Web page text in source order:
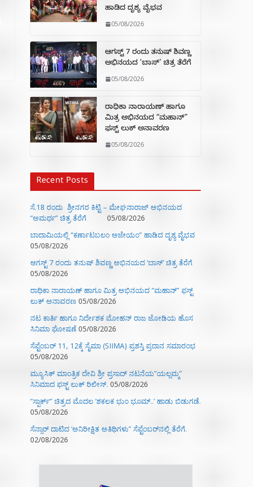
ಹಾಡಿದ ದೃಶ್ಯ ವೈಭವ
05/08/2026
ಆಗಸ್ಟ್ 7 ರಂದು ತನುಷ್ ಶಿವಣ್ಣ
ಅಭಿನಯದ ‘ಬಾಸ್’ ಚಿತ್ರ ತೆರೆಗೆ
05/08/2026
ರಾಧಿಕಾ ನಾರಾಯಣ್ ಹಾಗೂ
ಮಿತ್ರ ಅಭಿನಯದ “ಮಹಾನ್”
ಫಸ್ಟ್ ಲುಕ್ ಅನಾವರಣ
05/08/2026
Recent Posts
ಸೆ.18 ರಂದು ಶ್ರೀನಗರ ಕಿಟ್ಟಿ – ಮೇಘನಾರಾಜ್ ಅಭಿನಯದ
“ಅಮರ್ಥ” ಚಿತ್ರ ತೆರೆಗೆ
05/08/2026
ಬಾದಾಮಿಯಲ್ಲಿ “ಕರ್ಣಾಟಬಲಂ ಅಜೇಯಂ” ಹಾಡಿದ ದೃಶ್ಯ ವೈಭವ
05/08/2026
ಆಗಸ್ಟ್ 7 ರಂದು ತನುಷ್ ಶಿವಣ್ಣ ಅಭಿನಯದ ‘ಬಾಸ್’ ಚಿತ್ರ ತೆರೆಗೆ
05/08/2026
ರಾಧಿಕಾ ನಾರಾಯಣ್ ಹಾಗೂ ಮಿತ್ರ ಅಭಿನಯದ “ಮಹಾನ್” ಫಸ್ಟ್
ಲುಕ್ ಅನಾವರಣ 05/08/2026
ನಟ ಕಾರ್ತಿ ಹಾಗೂ ನಿರ್ದೇಶಕ ಮೋಹನ್ ರಾಜ ಜೋಡಿಯ ಹೊಸ
ಸಿನಿಮಾ ಘೋಷಣೆ 05/08/2026
ಸೆಪ್ಟೆಂಬರ್ 11, 12ಕ್ಕೆ ಸೈಮಾ (SIIMA) ಪ್ರಶಸ್ತಿ ಪ್ರದಾನ ಸಮಾರಂಭ
05/08/2026
ಮ್ಯೂಸಿಕ್‌ ಮಾಂತ್ರಿಕ ದೇವಿ ಶ್ರೀ ಪ್ರಸಾದ್ ನಟನೆಯ”ಯಲ್ಲಮ್ಮ”
ಸಿನಿಮಾದ ಫಸ್ಟ್‌ ಲುಕ್‌ ರಿಲೀಸ್. 05/08/2026
“ಸ್ಪಾರ್ಕ್” ಚಿತ್ರದ ಮೊದಲ‌ ‘ಶಕಲಕ ಭುಂ‌ ಭೂಮ್..’ ಹಾಡು ಬಿಡುಗಡೆ.
05/08/2026
ಸೆನ್ಸಾರ್ ದಾಟಿದ ‘ಅನಿರೀಕ್ಷಿತ ಅತಿಥಿಗಳು” ಸೆಪ್ಟೆಂಬರ್‌ನಲ್ಲಿ ತೆರೆಗೆ.
02/08/2026